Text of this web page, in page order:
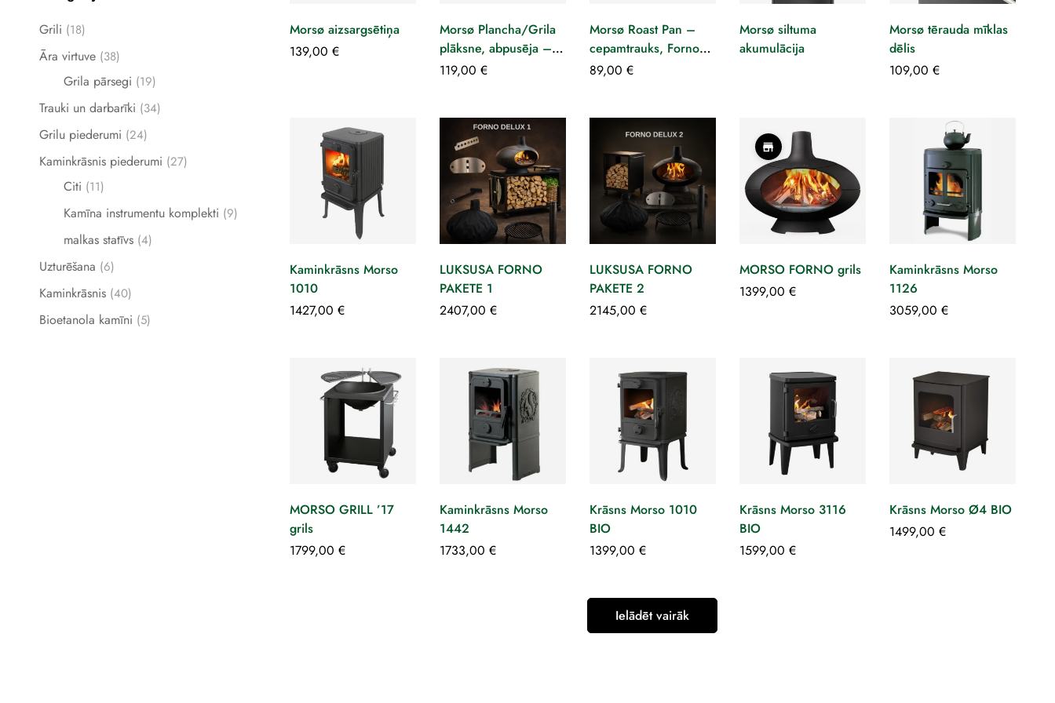
Grili (18)
Āra virtuve (38)
Grila pārsegi (19)
Trauki un darbarīki (34)
Grilu piederumi (24)
Kaminkrāsnis piederumi (27)
Citi (11)
Kamīna instrumentu komplekti (9)
malkas statīvs (4)
Uzturēšana (6)
Kaminkrāsnis (40)
Bioetanola kamīni (5)
Morsø aizsargsētiņa
139,00 €
Morsø Plancha/Grila
plāksne, abpusēja –
Forno EL Medio
119,00 €
Morsø Roast Pan –
cepamtrauks, Forno
EL Medio
89,00 €
Morsø siltuma
akumulācija
Morsø tērauda mīklas
dēlis
109,00 €
Kaminkrāsns Morso
1010
1427,00 €
LUKSUSA FORNO
PAKETE 1
2407,00 €
LUKSUSA FORNO
PAKETE 2
2145,00 €
MORSO FORNO grils
1399,00 €
Kaminkrāsns Morso
1126
3059,00 €
MORSO GRILL ’17
grils
1799,00 €
Kaminkrāsns Morso
1442
1733,00 €
Krāsns Morso 1010
BIO
1399,00 €
Krāsns Morso 3116
BIO
1599,00 €
Krāsns Morso Ø4 BIO
1499,00 €
Ielādēt vairāk